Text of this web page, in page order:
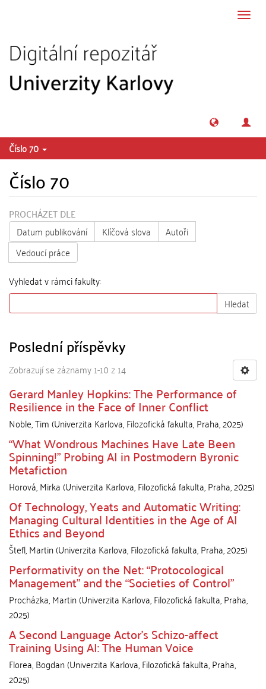
Číslo 70
Číslo 70
PROCHÁZET DLE
Datum publikování
Klíčová slova
Autoři
Vedoucí práce
Vyhledat v rámci fakulty:
Hledat
Poslední příspěvky
Zobrazují se záznamy 1-10 z 14
Gerard Manley Hopkins: The Performance of
Resilience in the Face of Inner Conflict
Noble, Tim(Univerzita Karlova, Filozofická fakulta,Praha,2025)
“What Wondrous Machines Have Late Been
Spinning!” Probing AI in Postmodern Byronic
Metafiction
Horová, Mirka(Univerzita Karlova, Filozofická fakulta,Praha,2025)
Of Technology, Yeats and Automatic Writing:
Managing Cultural Identities in the Age of AI
Ethics and Beyond
Štefl, Martin(Univerzita Karlova, Filozofická fakulta,Praha,2025)
Performativity on the Net: “Protocological
Management” and the “Societies of Control”
Procházka, Martin(Univerzita Karlova, Filozofická fakulta,Praha,
2025)
A Second Language Actor’s Schizo-affect
Training Using AI: The Human Voice
Florea, Bogdan(Univerzita Karlova, Filozofická fakulta,Praha,
2025)